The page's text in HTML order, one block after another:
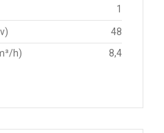
1
48
h)
8,4